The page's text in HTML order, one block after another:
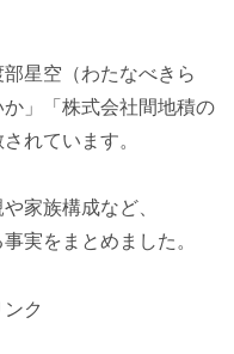
星空（わたなべきら
」「株式会社間地積の
れています。
家族構成など、
実をまとめました。
ク